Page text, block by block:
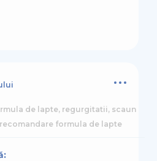
de lapte, regurgitatii, scaun
formula de lapte